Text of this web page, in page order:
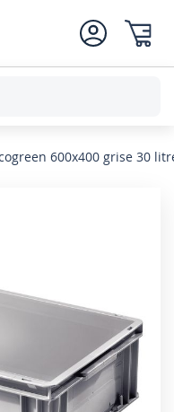
600x400 grise 30